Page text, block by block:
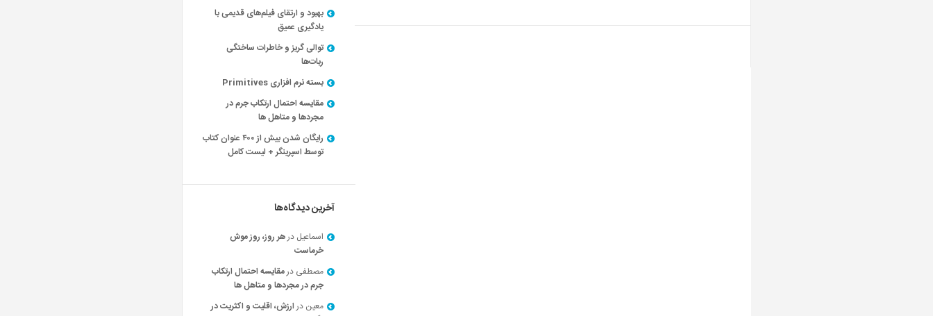
بهبود و ارتقای فیلم‌های قدیمی با
یادگیری عمیق
توالی گریز و خاطرات ساختگی
ربات‌ها
بسته نرم افزاری Primitives
مقایسه احتمال ارتکاب جرم در
مجردها و متاهل ها
رایگان شدن بیش از ۴۰۰ عنوان کتاب
توسط اسپرینگر + لیست کامل
آخرین دیدگاه‌ها
اسماعیل درهر روز، روز موش
خرماست
مصطفی درمقایسه احتمال ارتکاب
جرم در مجردها و متاهل ها
معین درارزش، اقلیت و اکثریت در